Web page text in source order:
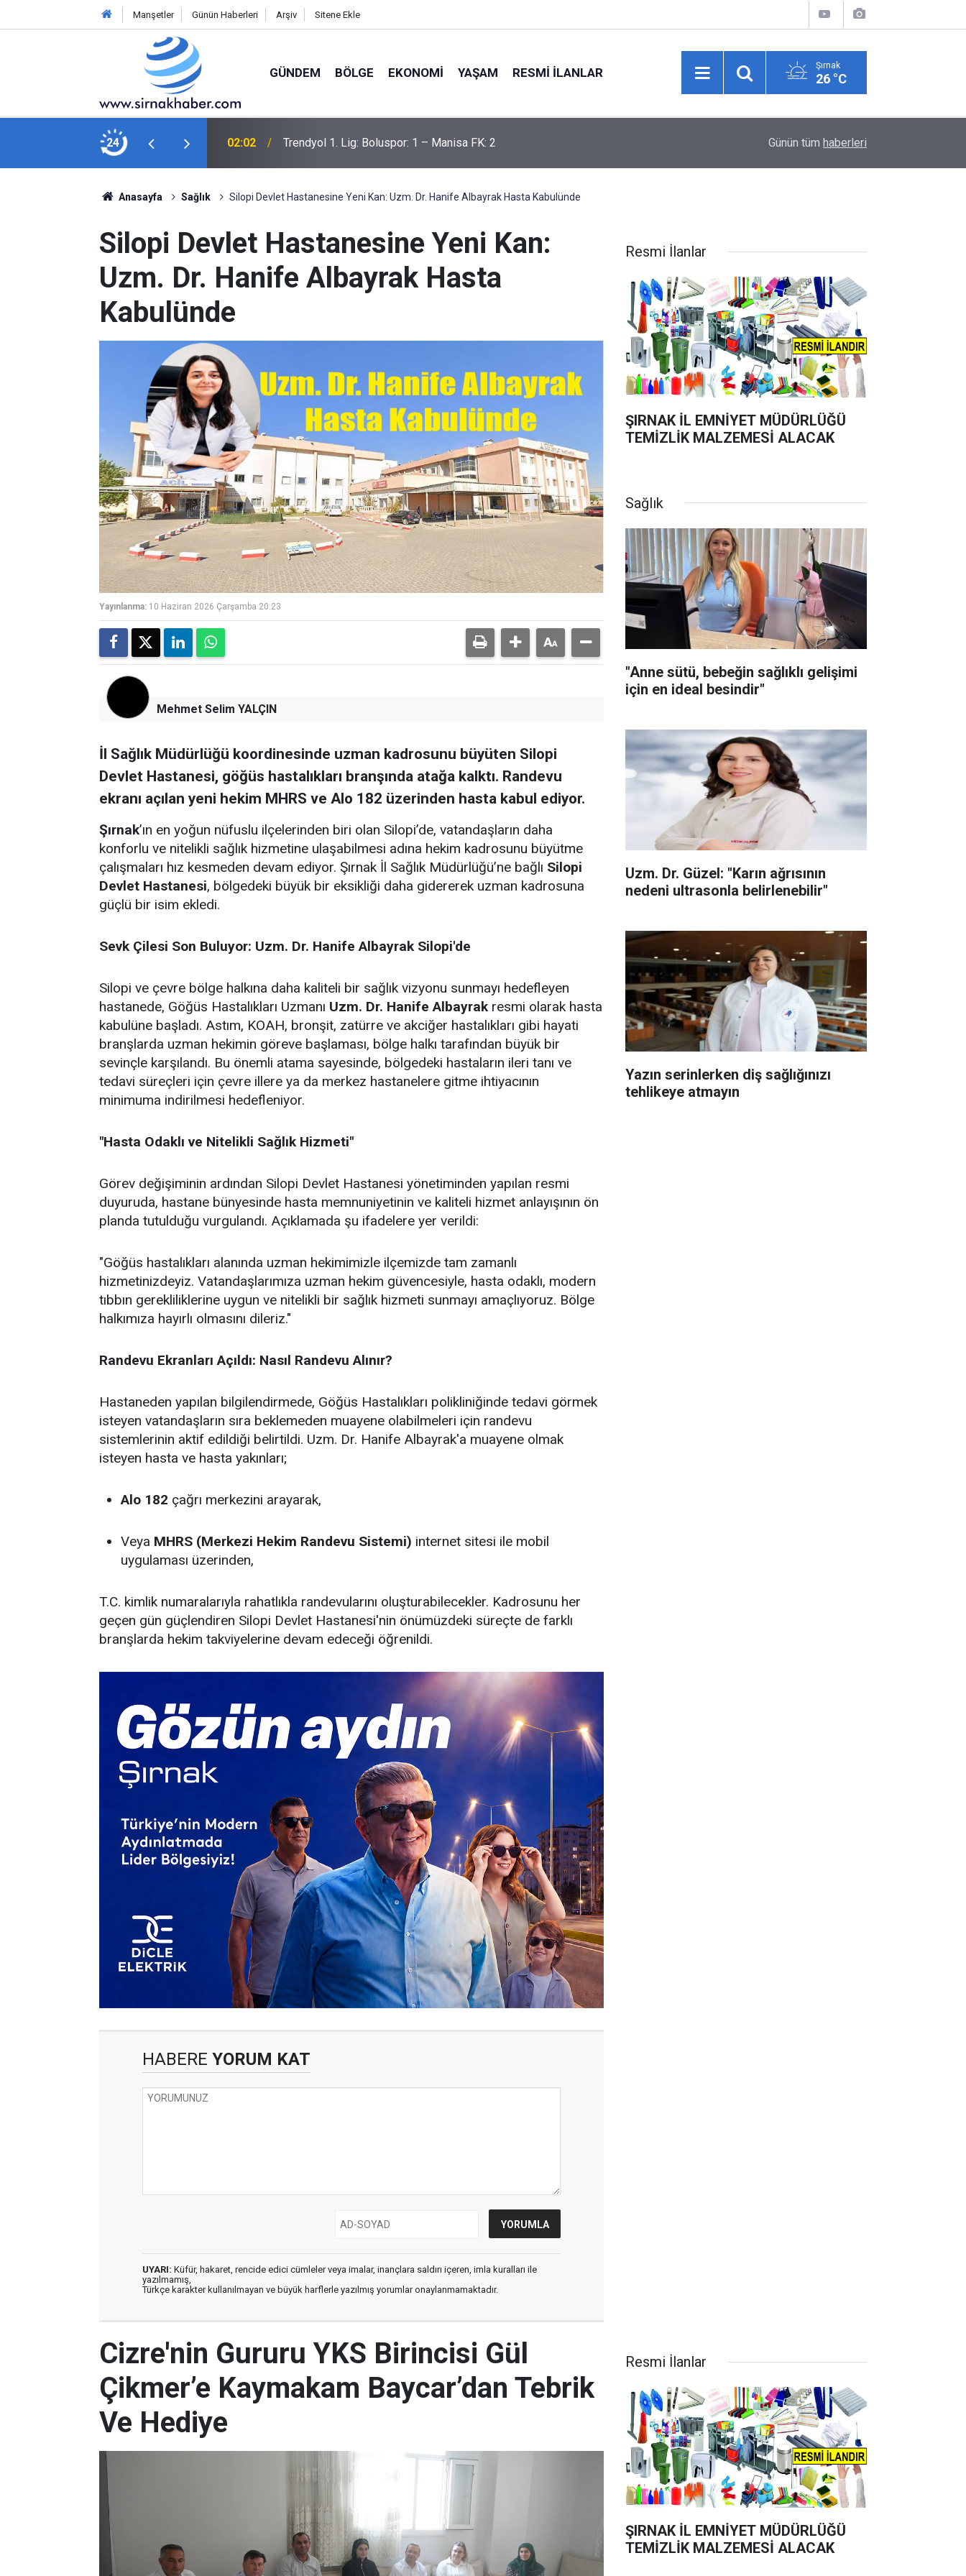
Manşetler Günün Haberleri Arşiv Sitene Ekle
GÜNDEM BÖLGE EKONOMI YAŞAM RESMI İLANLAR Şırnak
26 °C
24
1 ölü, 1 yaralı 02:02 Trendyol 1. Lig: Boluspor: 1 – Manisa FK: 2 Şanlıurfa'da hastane bahçesinde silahlı saldırı:
Günün tüm haberleri
Anasayfa Sağlık Silopi Devlet Hastanesine Yeni Kan: Uzm. Dr. Hanife Albayrak Hasta Kabulünde
Silopi Devlet Hastanesine Yeni Kan:
Uzm. Dr. Hanife Albayrak Hasta
Kabulünde
Yayınlanma: 10 Haziran 2026 Çarşamba 20:23
Mehmet Selim YALÇIN
İl Sağlık Müdürlüğü koordinesinde uzman kadrosunu büyüten Silopi
Devlet Hastanesi, göğüs hastalıkları branşında atağa kalktı. Randevu
ekranı açılan yeni hekim MHRS ve Alo 182 üzerinden hasta kabul ediyor.
Şırnak’ın en yoğun nüfuslu ilçelerinden biri olan Silopi’de, vatandaşların daha
konforlu ve nitelikli sağlık hizmetine ulaşabilmesi adına hekim kadrosunu büyütme
çalışmaları hız kesmeden devam ediyor. Şırnak İl Sağlık Müdürlüğü’ne bağlı Silopi
Devlet Hastanesi, bölgedeki büyük bir eksikliği daha gidererek uzman kadrosuna
güçlü bir isim ekledi.
Sevk Çilesi Son Buluyor: Uzm. Dr. Hanife Albayrak Silopi'de
Silopi ve çevre bölge halkına daha kaliteli bir sağlık vizyonu sunmayı hedefleyen
hastanede, Göğüs Hastalıkları Uzmanı Uzm. Dr. Hanife Albayrakresmi olarak hasta
kabulüne başladı. Astım, KOAH, bronşit, zatürre ve akciğer hastalıkları gibi hayati
branşlarda uzman hekimin göreve başlaması, bölge halkı tarafından büyük bir
sevinçle karşılandı. Bu önemli atama sayesinde, bölgedeki hastaların ileri tanı ve
tedavi süreçleri için çevre illere ya da merkez hastanelere gitme ihtiyacının
minimuma indirilmesi hedefleniyor.
"Hasta Odaklı ve Nitelikli Sağlık Hizmeti"
Görev değişiminin ardından Silopi Devlet Hastanesi yönetiminden yapılan resmi
duyuruda, hastane bünyesinde hasta memnuniyetinin ve kaliteli hizmet anlayışının ön
planda tutulduğu vurgulandı. Açıklamada şu ifadelere yer verildi:
"Göğüs hastalıkları alanında uzman hekimimizle ilçemizde tam zamanlı
hizmetinizdeyiz. Vatandaşlarımıza uzman hekim güvencesiyle, hasta odaklı, modern
tıbbın gerekliliklerine uygun ve nitelikli bir sağlık hizmeti sunmayı amaçlıyoruz. Bölge
halkımıza hayırlı olmasını dileriz."
Randevu Ekranları Açıldı: Nasıl Randevu Alınır?
Hastaneden yapılan bilgilendirmede, Göğüs Hastalıkları polikliniğinde tedavi görmek
isteyen vatandaşların sıra beklemeden muayene olabilmeleri için randevu
sistemlerinin aktif edildiği belirtildi. Uzm. Dr. Hanife Albayrak'a muayene olmak
isteyen hasta ve hasta yakınları;
Alo 182 çağrı merkezini arayarak,
Veya MHRS (Merkezi Hekim Randevu Sistemi) internet sitesi ile mobil
uygulaması üzerinden,
T.C. kimlik numaralarıyla rahatlıkla randevularını oluşturabilecekler. Kadrosunu her
geçen gün güçlendiren Silopi Devlet Hastanesi'nin önümüzdeki süreçte de farklı
branşlarda hekim takviyelerine devam edeceği öğrenildi.
HABERE YORUM KAT
UYARI: Küfür, hakaret, rencide edici cümleler veya imalar, inançlara saldırı içeren, imla kuralları ile
yazılmamış,
Türkçe karakter kullanılmayan ve büyük harflerle yazılmış yorumlar onaylanmamaktadır.
Resmi İlanlar
ŞIRNAK İL EMNİYET MÜDÜRLÜĞÜ
TEMİZLİK MALZEMESİ ALACAK
Sağlık
"Anne sütü, bebeğin sağlıklı gelişimi
için en ideal besindir"
Uzm. Dr. Güzel: "Karın ağrısının
nedeni ultrasonla belirlenebilir"
Yazın serinlerken diş sağlığınızı
tehlikeye atmayın
Cizre'nin Gururu YKS Birincisi Gül
Çikmer’e Kaymakam Baycar’dan Tebrik
Ve Hediye
Resmi İlanlar
ŞIRNAK İL EMNİYET MÜDÜRLÜĞÜ
TEMİZLİK MALZEMESİ ALACAK